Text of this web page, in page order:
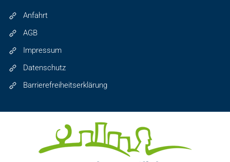
Anfahrt
AGB
Impressum
Datenschutz
Barrierefreiheitserklärung